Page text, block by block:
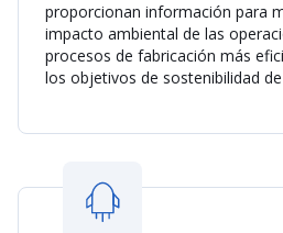
proporcionan información para
impacto ambiental de las
procesos de fabricación más
los objetivos de sostenibilidad